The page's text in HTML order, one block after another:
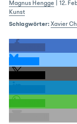
Magnus Hengge| 12.
Kunst
Schlagwörter: Xavier